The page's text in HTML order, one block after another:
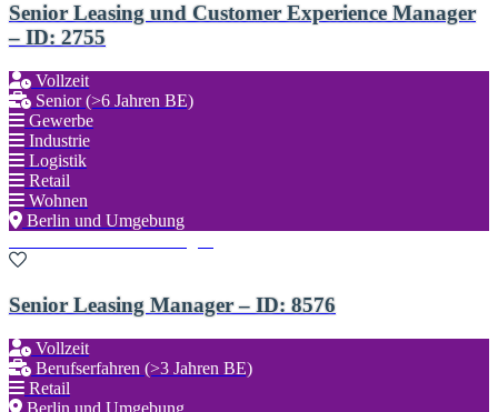
Senior Leasing und Customer Experience Manager
– ID: 2755
Vollzeit
Senior (>6 Jahren BE)
Gewerbe
Industrie
Logistik
Retail
Wohnen
Berlin und Umgebung
Senior Leasing Manager – ID: 8576
Vollzeit
Berufserfahren (>3 Jahren BE)
Retail
Berlin und Umgebung